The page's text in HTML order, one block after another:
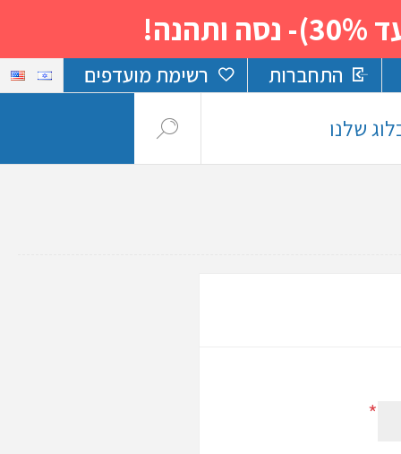
התחברות רשימת מועדפים
שלנו
*